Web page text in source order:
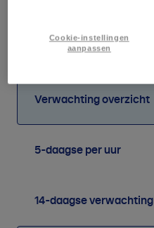
Verwachting overzicht
5-daagse per uur
14-daagse verwachting
mm
mm
Cookie-instellingen
aanpassen